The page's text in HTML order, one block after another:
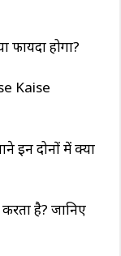
होगा?
Kaise
इन दोनों में क्या
है? जानिए